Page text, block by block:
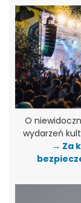
O
wydarzeń
→ Za